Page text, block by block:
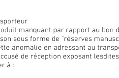
manquant par rapport au bon
sous forme de "réserves
anomalie en adressant au
de réception exposant
à :